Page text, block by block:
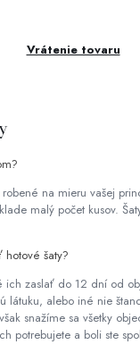
Vrátenie tovaru
na mieru vašej
malý počet kusov.
šaty?
ich zaslať do 12 dní od
látuku, alebo iné nie
snažíme sa všetky
potrebujete a boli ste